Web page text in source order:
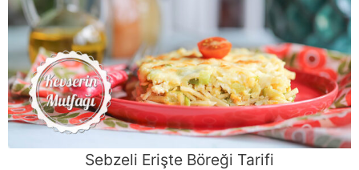
Sebzeli Erişte Böreği Tarifi